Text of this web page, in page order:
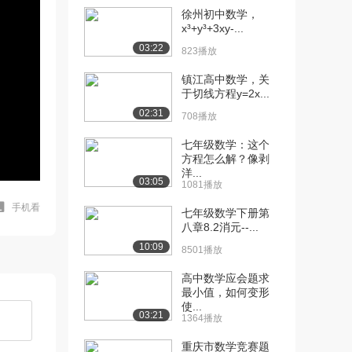
手机看
03:22
徐州初中数学，
x³+y³+3xy-...
823播放
02:31
镇江高中数学，关
于切线方程y=2x...
708播放
03:05
七年级数学：这个
方程怎么解？像剥
洋...
1081播放
10:09
七年级数学下册第
八章8.2消元--...
8501播放
03:21
高中数学应会题求
最小值，如何变形
使...
1364播放
重庆市数学竞赛题